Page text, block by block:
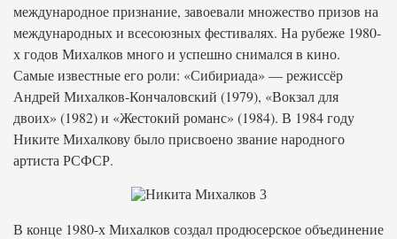
международное признание, завоевали множество призов на
международных и всесоюзных фестивалях. На рубеже 1980-
х годов Михалков много и успешно снимался в кино.
Самые известные его роли: «Сибириада» — режиссёр
Андрей Михалков-Кончаловский (1979), «Вокзал для
двоих» (1982) и «Жестокий романс» (1984). В 1984 году
Никите Михалкову было присвоено звание народного
артиста РСФСР.
В конце 1980-х Михалков создал продюсерское объединение